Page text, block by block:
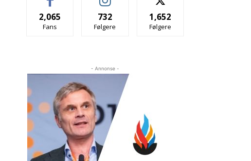
2,065
Fans
732
Følgere
1,652
Følgere
- Annonse -